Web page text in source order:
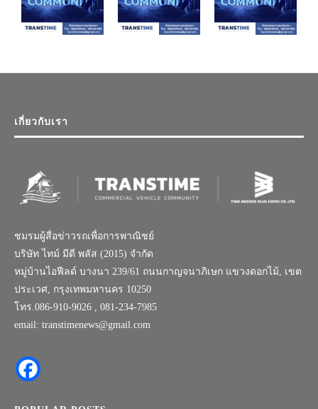
เกี่ยวกับเรา
ชมรมผู้สื่อข่าวรถเพื่อการพาณิชย์
บริษัท ไทม์ มีดี พลัส (2015) จำกัด
หมู่บ้านไอฟีลด์ บางนา 239/61 ถนนกาญจนาภิเษก แขวงดอกไม้, เขต
ประเวศ, กรุงเทพมหานคร 10250
โทร.086-910-9026 , 081-234-7985
email: transtimenews@gmail.com